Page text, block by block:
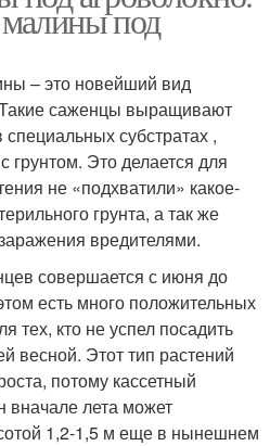
под
– это новейший вид
саженцы выращивают
субстратах ,
грунтом. Это делается для
не «подхватили» какое-
грунта, а так же
вредителями.
совершается с июня до
есть много положительных
тех, кто не успел посадить
весной. Этот тип растений
потому кассетный
лета может
1,2-1,5 м еще в нынешнем